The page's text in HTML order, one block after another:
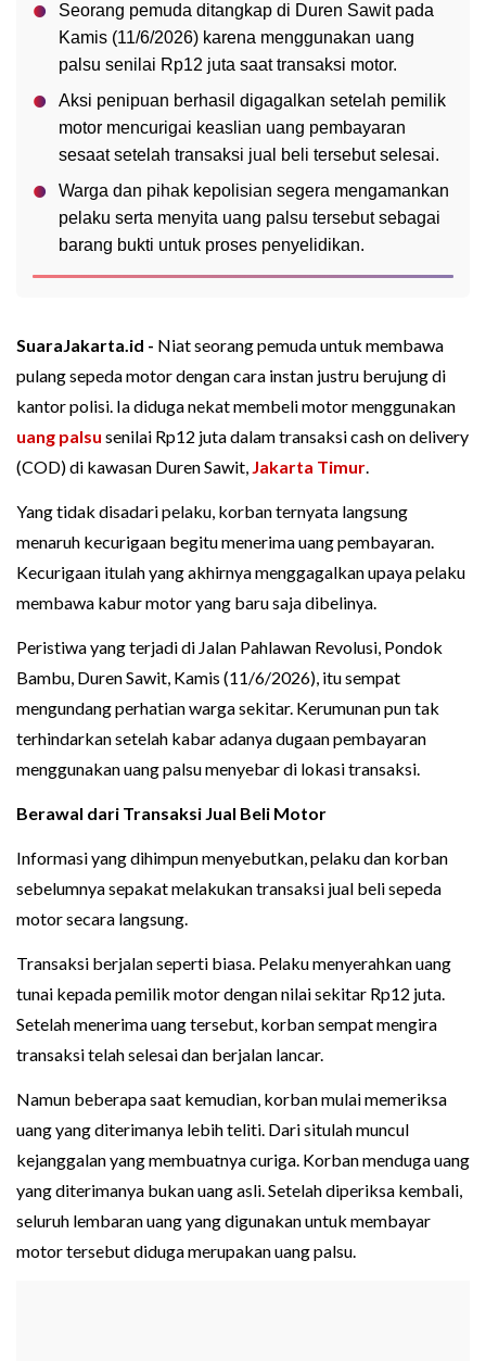
Seorang pemuda ditangkap di Duren Sawit pada
Kamis (11/6/2026) karena menggunakan uang
palsu senilai Rp12 juta saat transaksi motor.
Aksi penipuan berhasil digagalkan setelah pemilik
motor mencurigai keaslian uang pembayaran
sesaat setelah transaksi jual beli tersebut selesai.
Warga dan pihak kepolisian segera mengamankan
pelaku serta menyita uang palsu tersebut sebagai
barang bukti untuk proses penyelidikan.
SuaraJakarta.id - Niat seorang pemuda untuk membawa
pulang sepeda motor dengan cara instan justru berujung di
kantor polisi. Ia diduga nekat membeli motor menggunakan
uang palsu senilai Rp12 juta dalam transaksi cash on delivery
(COD) di kawasan Duren Sawit, Jakarta Timur.
Yang tidak disadari pelaku, korban ternyata langsung
menaruh kecurigaan begitu menerima uang pembayaran.
Kecurigaan itulah yang akhirnya menggagalkan upaya pelaku
membawa kabur motor yang baru saja dibelinya.
Peristiwa yang terjadi di Jalan Pahlawan Revolusi, Pondok
Bambu, Duren Sawit, Kamis (11/6/2026), itu sempat
mengundang perhatian warga sekitar. Kerumunan pun tak
terhindarkan setelah kabar adanya dugaan pembayaran
menggunakan uang palsu menyebar di lokasi transaksi.
Berawal dari Transaksi Jual Beli Motor
Informasi yang dihimpun menyebutkan, pelaku dan korban
sebelumnya sepakat melakukan transaksi jual beli sepeda
motor secara langsung.
Transaksi berjalan seperti biasa. Pelaku menyerahkan uang
tunai kepada pemilik motor dengan nilai sekitar Rp12 juta.
Setelah menerima uang tersebut, korban sempat mengira
transaksi telah selesai dan berjalan lancar.
Namun beberapa saat kemudian, korban mulai memeriksa
uang yang diterimanya lebih teliti. Dari situlah muncul
kejanggalan yang membuatnya curiga. Korban menduga uang
yang diterimanya bukan uang asli. Setelah diperiksa kembali,
seluruh lembaran uang yang digunakan untuk membayar
motor tersebut diduga merupakan uang palsu.